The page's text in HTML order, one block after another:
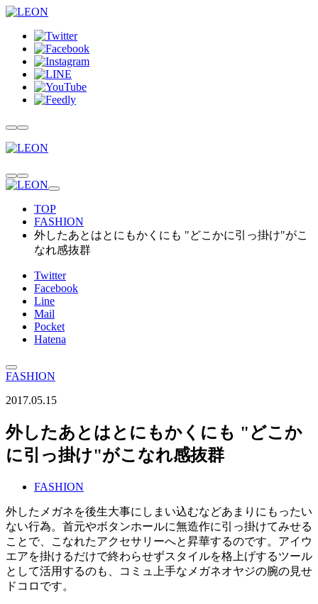
TOP
FASHION
外したあとはとにもかくにも "どこかに引っ掛け"がこ
なれ感抜群
Twitter
Facebook
Line
Mail
Pocket
Hatena
FASHION
2017.05.15
外したあとはとにもかくにも "どこか
に引っ掛け"がこなれ感抜群
FASHION
外したメガネを後生大事にしまい込むなどあまりにもったい
ない行為。首元やボタンホールに無造作に引っ掛けてみせる
ことで、こなれたアクセサリーへと昇華するのです。アイウ
エアを掛けるだけで終わらせずスタイルを格上げするツール
として活用するのも、コミュ上手なメガネオヤジの腕の見せ
ドコロです。